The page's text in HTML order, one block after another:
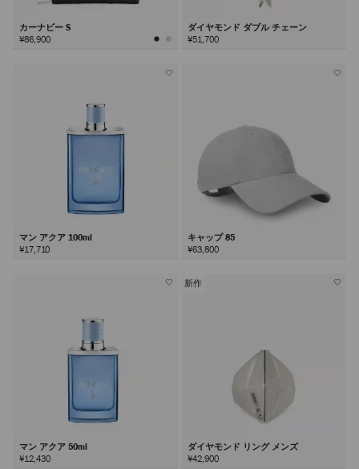
カーナビー S
¥86,900
ダイヤモンド ダブル チェーン
¥51,700
マン アクア 100ml
¥17,710
キャップ 85
¥63,800
マン アクア 50ml
¥12,430
新作
ダイヤモンド リング メンズ
¥42,900